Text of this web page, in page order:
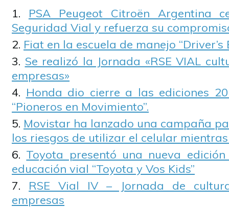
PSA Peugeot Citroën Argentina
Seguridad Vial y refuerza su
Fiat en la escuela de manejo “Driver’s
Se realizó la Jornada «RSE VIAL
empresas»
Honda dio cierre a las ediciones
“Pioneros en Movimiento”.
Movistar ha lanzado una campaña
los riesgos de utilizar el celular
Toyota presentó una nueva
educación vial “Toyota y Vos Kids”
RSE Vial IV – Jornada de
empresas